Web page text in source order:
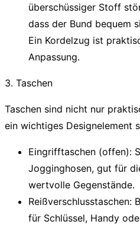
überschüssiger Stoff
dass der Bund bequem
Ein Kordelzug ist
Anpassung.
3. Taschen
Taschen sind nicht nur
ein wichtiges Designelement
Eingrifftaschen (offen):
Jogginghosen, gut für
wertvolle Gegenstände.
Reißverschlusstaschen:
für Schlüssel, Handy